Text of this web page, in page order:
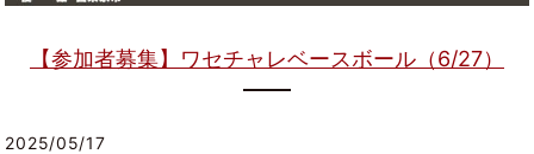
【参加者募集】ワセチャレベースボール（6/27）
2025/05/17